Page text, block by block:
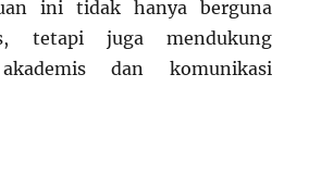
ini tidak hanya berguna
tetapi juga mendukung
dan komunikasi